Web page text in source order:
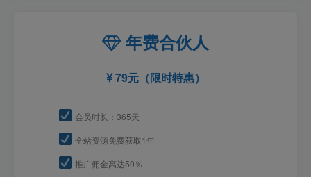
年费合伙人
79元（限时特惠）
会员时长：365天
全站资源免费获取1年
推广佣金高达50％